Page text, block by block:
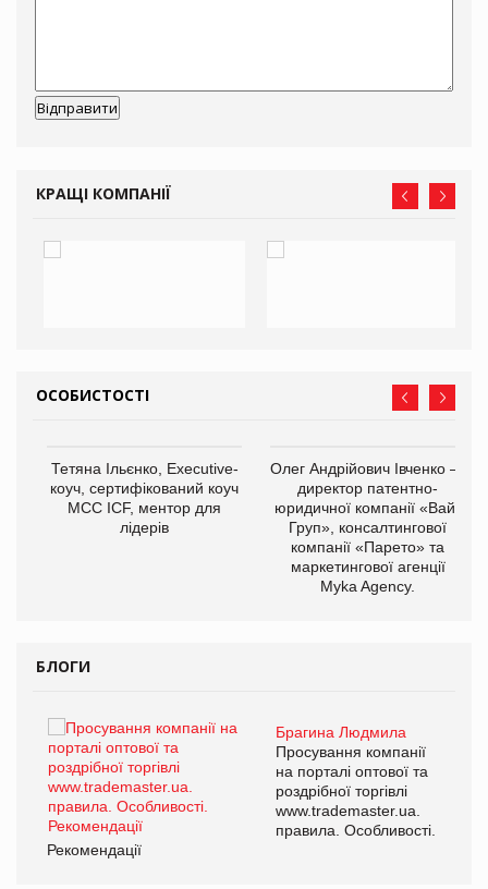
КРАЩІ КОМПАНІЇ
ОСОБИСТОСТІ
Тетяна Ільєнко, Executive-
коуч, сертифікований коуч
МСС ICF, ментор для
лідерів
Олег Андрійович Івченко —
директор патентно-
юридичної компанії «Вайз
Груп», консалтингової
компанії «Парето» та
маркетингової агенції
Myka Agency.
БЛОГИ
Брагина Людмила
Просування компанії
на порталі оптової та
роздрібної торгівлі
www.trademaster.ua.
правила. Особливості.
Рекомендації